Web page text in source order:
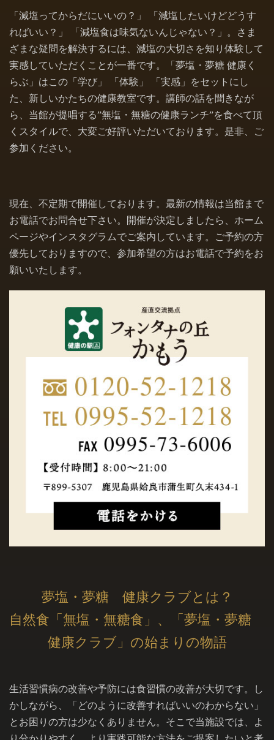
「減塩ってからだにいいの？」 「減塩したいけどどうす
ればいい？」 「減塩食は味気ないんじゃない？」。さま
ざまな疑問を解決するには、減塩の大切さを知り体験して
実感していただくことが一番です。「夢塩・夢糖 健康く
らぶ」はこの「学び」 「体験」 「実感」をセットにし
た、新しいかたちの健康教室です。講師の話を聞きなが
ら、当館が提唱する”無塩・無糖の健康ランチ”を食べて頂
くスタイルで、大変ご好評いただいております。是非、ご
参加ください。
現在、不定期で開催しております。最新の情報は当館まで
お電話でお問合せ下さい。開催が決定しましたら、ホーム
ページやインスタグラムでご案内しています。ご予約の方
優先しておりますので、参加希望の方はお電話で予約をお
願いいたします。
夢塩・夢糖 健康クラブとは？
自然食「無塩・無糖食」、「夢塩・夢糖
健康クラブ」の始まりの物語
生活習慣病の改善や予防には食習慣の改善が大切です。し
かしながら、「どのように改善すればいいのわからない」
とお困りの方は少なくありません。そこで当施設では、よ